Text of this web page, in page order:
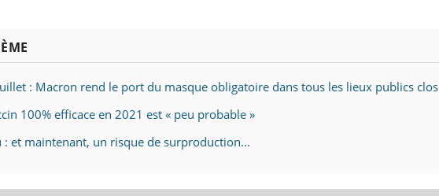
: Macron rend le port du masque obligatoire dans tous les lieux publics clos
100% efficace en 2021 est « peu probable »
: et maintenant, un risque de surproduction...